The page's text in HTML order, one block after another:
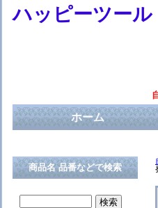
ハッピーツー
ホーム
商品名 品番などで検索